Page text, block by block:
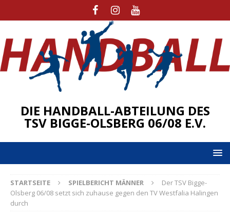
DIE HANDBALL-ABTEILUNG DES
TSV BIGGE-OLSBERG 06/08 E.V.
STARTSEITE SPIELBERICHT MÄNNER
Der TSV Bigge-
Olsberg 06/08 setzt sich zuhause gegen den TV Westfalia Halingen
durch